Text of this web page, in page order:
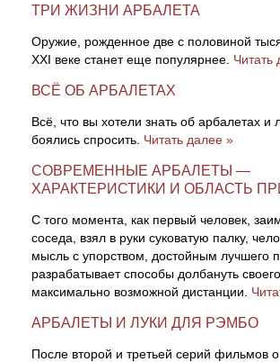
ТРИ ЖИЗНИ АРБАЛЕТА
Оружие, рожденное две с половиной
XXI веке станет еще популярнее. Читать
ВСЁ ОБ АРБАЛЕТАХ
Всё, что вы хотели знать об арбалетах и
боялись спросить. Читать далее »
СОВРЕМЕННЫЕ АРБАЛЕТЫ —
ХАРАКТЕРИСТИКИ И ОБЛАСТЬ
С того момента, как первый человек,
соседа, взял в руки суковатую палку,
мысль с упорством, достойным лучшего
разрабатывает способы долбануть
максимально возможной дистанции.
АРБАЛЕТЫ И ЛУКИ ДЛЯ РЭМБО
После второй и третьей серий фильмов